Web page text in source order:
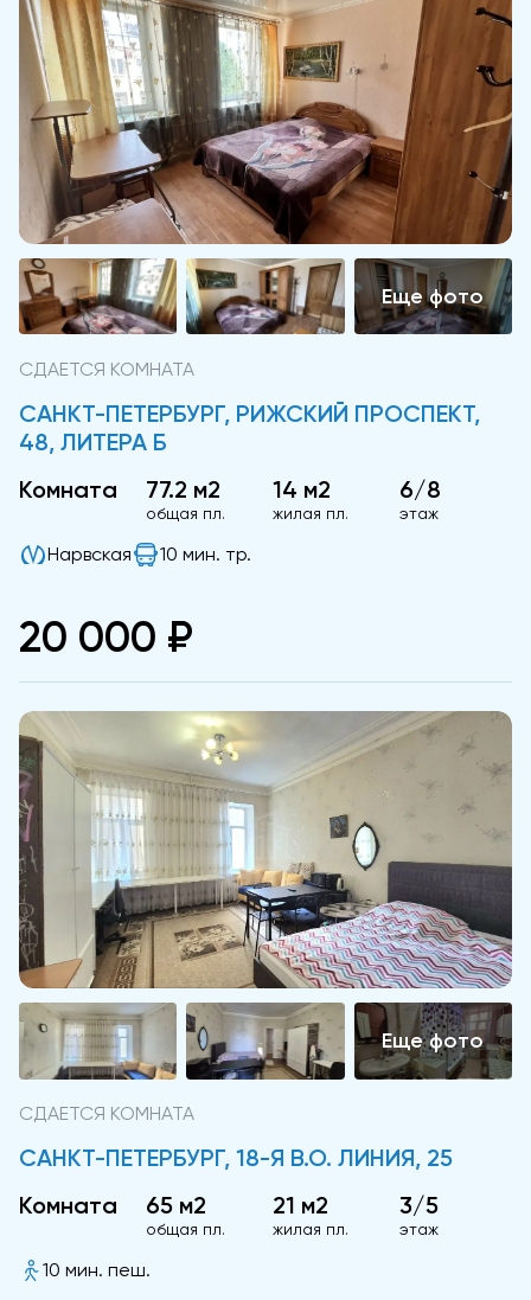
СДАЕТСЯ КОМНАТА
САНКТ-ПЕТЕРБУРГ, РИЖСКИЙ ПРОСПЕКТ,
48, ЛИТЕРА Б
Комната
77.2 м2
общая пл.
14 м2
жилая пл.
6/8
этаж
Нарвская 10 мин. тр.
20 000 ₽
СДАЕТСЯ КОМНАТА
САНКТ-ПЕТЕРБУРГ, 18-Я В.О. ЛИНИЯ, 25
Комната
65 м2
общая пл.
21 м2
жилая пл.
3/5
этаж
10 мин. пеш.